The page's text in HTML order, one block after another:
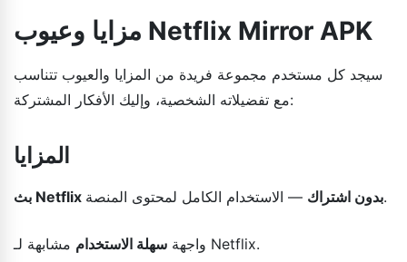
مزايا وعيوب Netflix Mirror APK
سيجد كل مستخدم مجموعة فريدة من المزايا والعيوب تتناسب
مع تفضيلاته الشخصية، وإليك الأفكار المشتركة:
المزايا
بث Netflix بدون اشتراك— الاستخدام الكامل لمحتوى المنصة.
واجهة سهلة الاستخدام مشابهة لـ Netflix.